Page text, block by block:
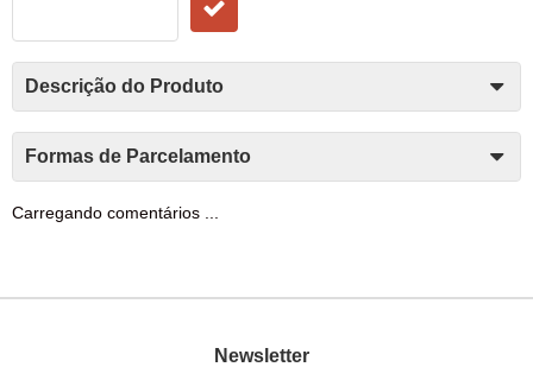
Descrição do Produto
Formas de Parcelamento
Carregando comentários ...
Newsletter